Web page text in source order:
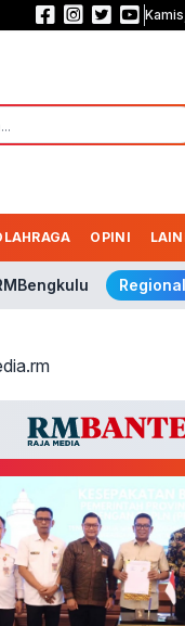
I DPR Desak Putus
OPINI